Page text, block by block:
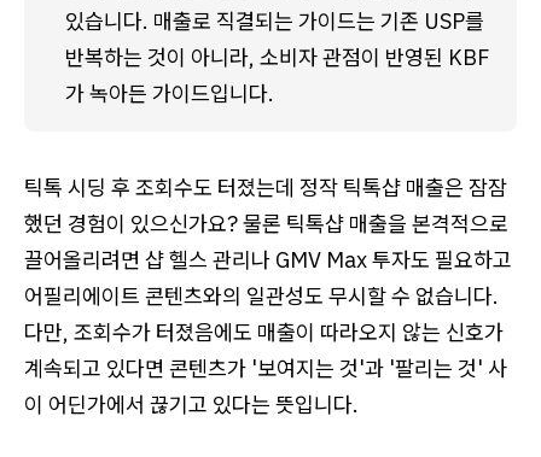
있습니다. 매출로 직결되는 가이드는 기존 USP를
반복하는 것이 아니라, 소비자 관점이 반영된 KBF
가 녹아든 가이드입니다.
틱톡 시딩 후 조회수도 터졌는데 정작 틱톡샵 매출은 잠잠
했던 경험이 있으신가요? 물론 틱톡샵 매출을 본격적으로
끌어올리려면 샵 헬스 관리나 GMV Max 투자도 필요하고
어필리에이트 콘텐츠와의 일관성도 무시할 수 없습니다.
다만, 조회수가 터졌음에도 매출이 따라오지 않는 신호가
계속되고 있다면 콘텐츠가 '보여지는 것'과 '팔리는 것' 사
이 어딘가에서 끊기고 있다는 뜻입니다.